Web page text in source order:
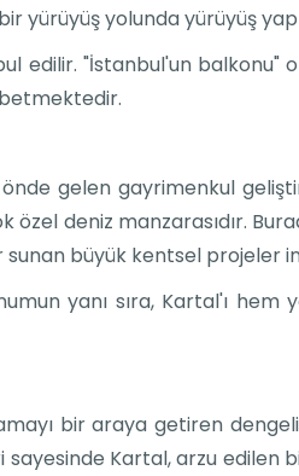
yürüyüş yolunda yürüyüş
edilir. "İstanbul'un balkonu"
gelen gayrimenkul
deniz manzarasıdır.
büyük kentsel projeler
yanı sıra, Kartal'ı hem
bir araya getiren
sayesinde Kartal, arzu edilen